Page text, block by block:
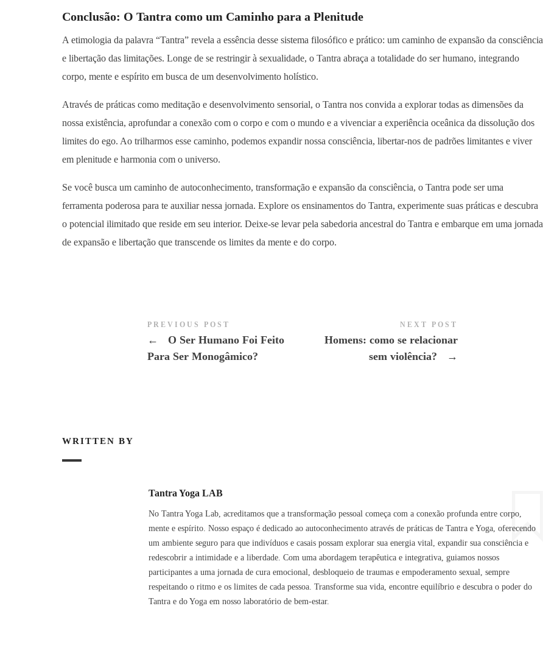
Conclusão: O Tantra como um Caminho para a Plenitude
A etimologia da palavra “Tantra” revela a essência desse sistema filosófico e prático: um caminho de expansão da consciência
e libertação das limitações. Longe de se restringir à sexualidade, o Tantra abraça a totalidade do ser humano, integrando
corpo, mente e espírito em busca de um desenvolvimento holístico.
Através de práticas como meditação e desenvolvimento sensorial, o Tantra nos convida a explorar todas as dimensões da
nossa existência, aprofundar a conexão com o corpo e com o mundo e a vivenciar a experiência oceânica da dissolução dos
limites do ego. Ao trilharmos esse caminho, podemos expandir nossa consciência, libertar-nos de padrões limitantes e viver
em plenitude e harmonia com o universo.
Se você busca um caminho de autoconhecimento, transformação e expansão da consciência, o Tantra pode ser uma
ferramenta poderosa para te auxiliar nessa jornada. Explore os ensinamentos do Tantra, experimente suas práticas e descubra
o potencial ilimitado que reside em seu interior. Deixe-se levar pela sabedoria ancestral do Tantra e embarque em uma jornada
de expansão e libertação que transcende os limites da mente e do corpo.
PREVIOUS POST
←
O Ser Humano Foi Feito
Para Ser Monogâmico?
NEXT POST
Homens: como se relacionar
sem violência?
→
WRITTEN BY
Tantra Yoga LAB
No Tantra Yoga Lab, acreditamos que a transformação pessoal começa com a conexão profunda entre corpo,
mente e espírito. Nosso espaço é dedicado ao autoconhecimento através de práticas de Tantra e Yoga, oferecendo
um ambiente seguro para que indivíduos e casais possam explorar sua energia vital, expandir sua consciência e
redescobrir a intimidade e a liberdade. Com uma abordagem terapêutica e integrativa, guiamos nossos
participantes a uma jornada de cura emocional, desbloqueio de traumas e empoderamento sexual, sempre
respeitando o ritmo e os limites de cada pessoa. Transforme sua vida, encontre equilíbrio e descubra o poder do
Tantra e do Yoga em nosso laboratório de bem-estar.